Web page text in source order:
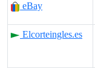
eBay
Elcorteingles.es